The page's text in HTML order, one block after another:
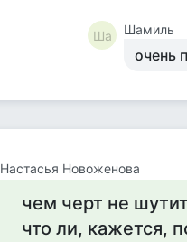
Ша Шамиль
очень
Настасья Новоженова
чем черт не
что ли, кажется,